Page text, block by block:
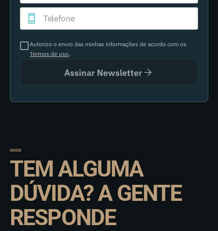
Autorizo o envio das minhas informações de acordo com os
Termos de uso.
Assinar Newsletter
TEM ALGUMA
DÚVIDA? A GENTE
RESPONDE